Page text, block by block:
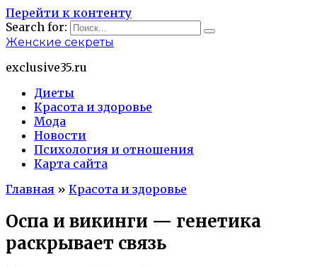
Перейти к контенту
Search for:
Женские секреты
exclusive35.ru
Диеты
Красота и здоровье
Мода
Новости
Психология и отношения
Карта сайта
Главная » Красота и здоровье
Оспа и викинги — генетика
раскрывает связь